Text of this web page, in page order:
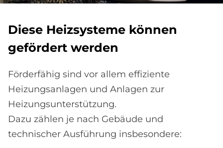
Die­se Heiz­sy­ste­me kön­nen
ge­för­dert wer­den
Förderfähig sind vor allem effiziente
Heizungsanlagen und Anlagen zur
Heizungsunterstützung.
Dazu zählen je nach Gebäude und
technischer Ausführung insbesondere: